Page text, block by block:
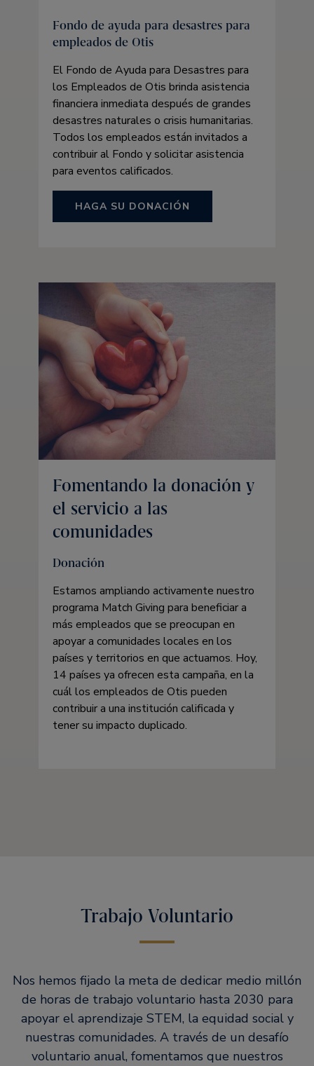
Fondo de ayuda para desastres para
empleados de Otis
El Fondo de Ayuda para Desastres para
los Empleados de Otis brinda asistencia
financiera inmediata después de grandes
desastres naturales o crisis humanitarias.
Todos los empleados están invitados a
contribuir al Fondo y solicitar asistencia
para eventos calificados.
HAGA SU DONACIÓN
Fomentando la donación y
el servicio a las
comunidades
Donación
Estamos ampliando activamente nuestro
programa Match Giving para beneficiar a
más empleados que se preocupan en
apoyar a comunidades locales en los
países y territorios en que actuamos. Hoy,
14 países ya ofrecen esta campaña, en la
cuál los empleados de Otis pueden
contribuir a una institución calificada y
tener su impacto duplicado.
Trabajo Voluntario
Nos hemos fijado la meta de dedicar medio millón
de horas de trabajo voluntario hasta 2030 para
apoyar el aprendizaje STEM, la equidad social y
nuestras comunidades. A través de un desafío
voluntario anual, fomentamos que nuestros